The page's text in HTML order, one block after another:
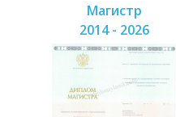
Магистр
2014 - 2026